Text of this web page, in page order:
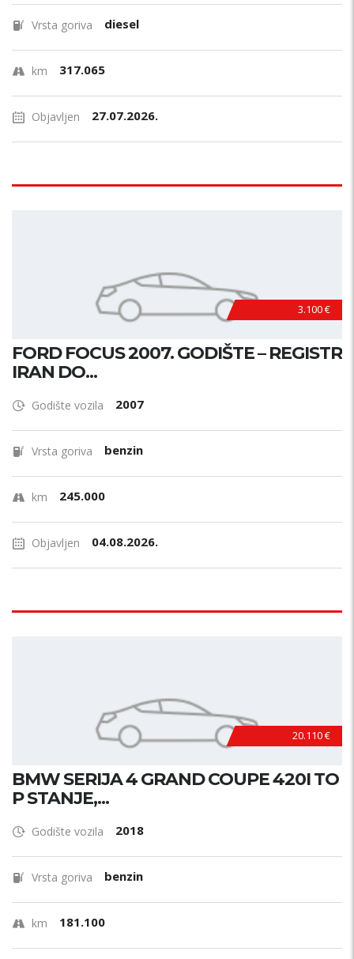
Vrsta goriva diesel
km 317.065
Objavljen 27.07.2026.
3.100 €
FORD FOCUS 2007. GODIŠTE – REGISTR
IRAN DO...
Godište vozila 2007
Vrsta goriva benzin
km 245.000
Objavljen 04.08.2026.
20.110 €
BMW SERIJA 4 GRAND COUPE 420I TO
P STANJE,...
Godište vozila 2018
Vrsta goriva benzin
km 181.100